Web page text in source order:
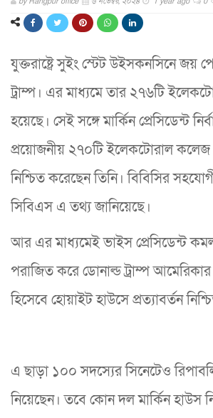
যুক্তরাষ্ট্রে সুইং স্টেট উইসকনসিনে জয়
ট্রাম্প। এর মাধ্যমে তার ২৭৬টি
হয়েছে। সেই সঙ্গে মার্কিন প্রেসিডেন্ট
প্রয়োজনীয় ২৭০টি ইলেকটোরাল
নিশ্চিত করেছেন তিনি। বিবিসির
সিবিএস এ তথ্য জানিয়েছে।
আর এর মাধ্যমেই ভাইস প্রেসিডেন্ট
পরাজিত করে ডোনাল্ড ট্রাম্প
হিসেবে হোয়াইট হাউসে প্রত্যাবর্তন
এ ছাড়া ১০০ সদস্যের সিনেটেও
নিয়েছেন। তবে কোন দল মার্কিন হাউস